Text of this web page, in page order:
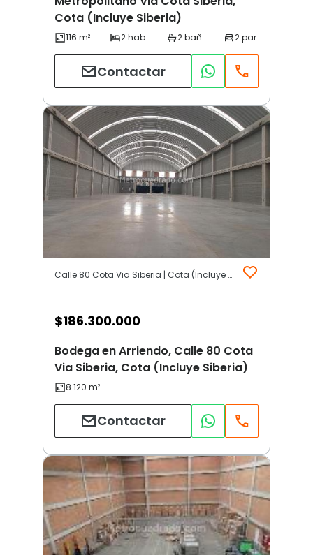
Cota (Incluye Siberia)
Contactar
Calle 80 Cota Via Siberia | Cota (Incluye Siberia)
$186.300.000
Bodega en Arriendo, Calle 80 Cota
Via Siberia, Cota (Incluye Siberia)
Contactar